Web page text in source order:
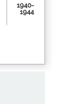
1940-
1944